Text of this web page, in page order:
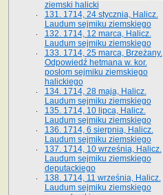
ziemski halicki
131. 1714, 24 stycznia, Halicz.
Laudum sejmiku ziemskiego
132. 1714, 12 marca, Halicz.
Laudum sejmiku ziemskiego
133. 1714, 25 marca, Brzeżany.
Odpowiedź hetmana w. kor.
posłom sejmiku ziemskiego
halickiego
134. 1714, 28 maja, Halicz.
Laudum sejmiku ziemskiego
135. 1714, 10 lipca, Halicz.
Laudum sejmiku ziemskiego
136. 1714, 6 sierpnia, Halicz.
Laudum sejmiku ziemskiego
137. 1714, 10 września, Halicz.
Laudum sejmiku ziemskiego
deputackiego
138. 1714, 11 września, Halicz.
Laudum sejmiku ziemskiego